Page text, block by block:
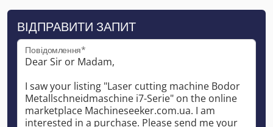
ВІДПРАВИТИ ЗАПИТ
Повідомлення*